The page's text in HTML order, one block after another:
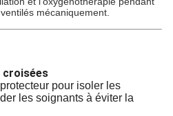
mécaniquement.
croisées
pour isoler les
les soignants à éviter la